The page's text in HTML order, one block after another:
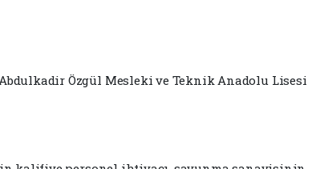
Özgül Mesleki ve Teknik Anadolu Lisesi